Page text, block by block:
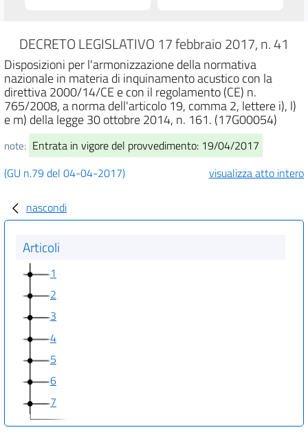
DECRETO LEGISLATIVO 17 febbraio 2017, n. 41
Disposizioni per l'armonizzazione della normativa
nazionale in materia di inquinamento acustico con la
direttiva 2000/14/CE e con il regolamento (CE) n.
765/2008, a norma dell'articolo 19, comma 2, lettere i), l)
e m) della legge 30 ottobre 2014, n. 161. (17G00054)
note: Entrata in vigore del provvedimento: 19/04/2017
(GU n.79 del 04-04-2017)
visualizza atto intero
nascondi
Articoli
1
2
3
4
5
6
7